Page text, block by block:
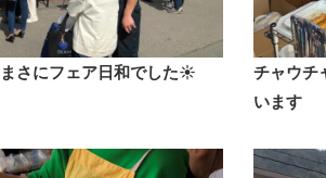
さにフェア日和でした☀
チャウチ
います